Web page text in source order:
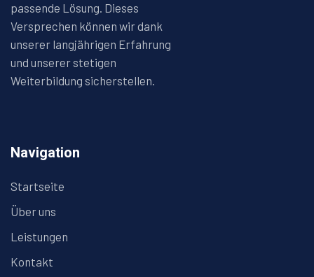
passende Lösung. Dieses
Versprechen können wir dank
unserer langjährigen Erfahrung
und unserer stetigen
Weiterbildung sicherstellen.
Navigation
Startseite
Über uns
Leistungen
Kontakt